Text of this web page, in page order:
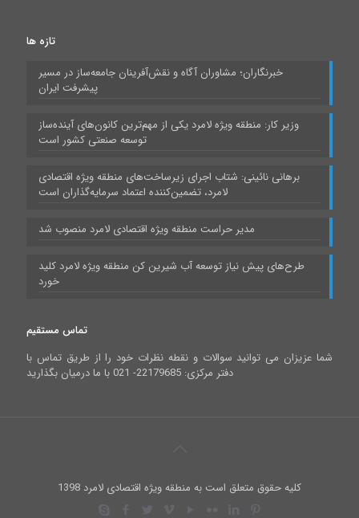
تازه ها
خبرنگاران؛ مشاوران آگاه و نقش‌آفرینان جامعه‌ساز در مسیر
پیشرفت ایران
وزیر کار: منطقه ویژه لامرد یکی از مهم‌ترین کانون‌های آینده‌ساز
توسعه صنعتی کشور است
برهانی نائینی: شتاب اجرای زیرساخت‌های منطقه ویژه اقتصادی
لامرد، تضمین‌کننده اعتماد سرمایه‌گذاران است
مدیر حراست منطقه ویژه اقتصادی لامرد منصوب شد
طرح‌های پیش نیاز توسعه آب شیرین کن منطقه ویژه لامرد کلید
خورد
تماس مستقیم
شما عزیزان می توانید سوالات و نقطه نظرات خود را از طریق تماس با
دفتر مرکزی: 22179685- 021 با ما درمیان بگذارید
کلیه حقوق متعلق است به منطقه ویژه اقتصادی لامرد 1398